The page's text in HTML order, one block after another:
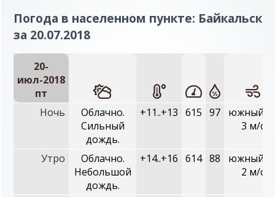
Погода в населенном пункте: Байкальск
за 20.07.2018
20-
июл-2018
пт
Ночь
Облачно.
Сильный
дождь.
+11..+13 615 97
южный,
3 м/с
Утро
Облачно.
Небольшой
дождь.
+14..+16 614 88
южный,
2 м/с